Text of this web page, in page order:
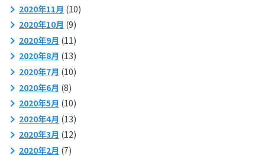
2020年11月 (10)
2020年10月 (9)
2020年9月 (11)
2020年8月 (13)
2020年7月 (10)
2020年6月 (8)
2020年5月 (10)
2020年4月 (13)
2020年3月 (12)
2020年2月 (7)